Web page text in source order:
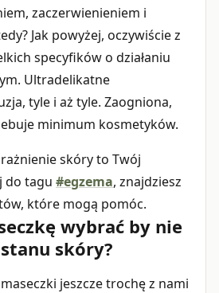
zaczerwienieniem i
Jak powyżej, oczywiście z
specyfików o działaniu
Ultradelikatne
tyle i aż tyle. Zaogniona,
minimum kosmetyków.
skóry to Twój
do tagu #egzema, znajdziesz
które mogą pomóc.
wybrać by nie
skóry?
jeszcze trochę z nami